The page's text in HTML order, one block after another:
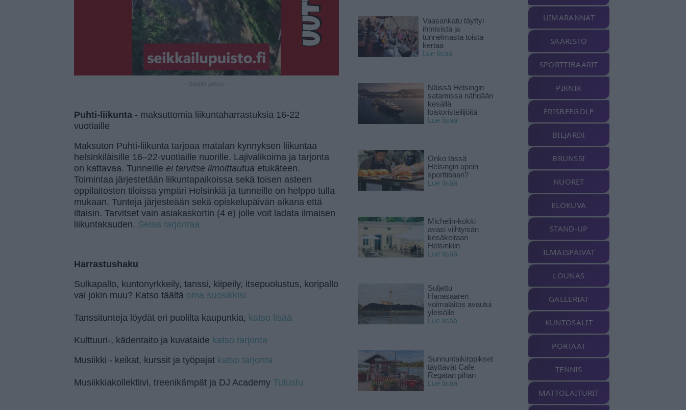
— Sisältö jatkuu —
Puhti-liikunta - maksuttomia liikuntaharrastuksia 16-22
vuotiaille
Maksuton Puhti-liikunta tarjoaa matalan kynnyksen liikuntaa
helsinkiläisille 16–22-vuotiaille nuorille. Lajivalikoima ja tarjonta
on kattavaa. Tunneille ei tarvitse ilmoittautua etukäteen.
Toimintaa järjestetään liikuntapaikoissa sekä toisen asteen
oppilaitosten tiloissa ympäri Helsinkiä ja tunneille on helppo tulla
mukaan. Tunteja järjesteään sekä opiskelupäivän aikana että
iltaisin. Tarvitset vain asiakaskortin (4 e) jolle voit ladata ilmaisen
liikuntakauden. Selaa tarjontaa
Harrastushaku
Sulkapallo, kuntonyrkkeily, tanssi, kiipeily, itsepuolustus, koripallo
vai jokin muu? Katso täältä oma suosikkisi
Tanssitunteja löydät eri puolilta kaupunkia, katso lisää
Kulttuuri-, kädentaito ja kuvataide katso tarjonta
Musiikki - keikat, kurssit ja työpajat katso tarjonta
Musiikkiakollektiivi, treenikämpät ja DJ Academy Tutustu
Vaasankatu täyttyi
ihmisistä ja
tunnelmasta toista
kertaa
Lue lisää
Näissä Helsingin
satamissa nähdään
kesällä
loistoristeilijöitä
Lue lisää
Onko tässä
Helsingin upein
sporttibaari?
Lue lisää
Michelin-kokki
avasi viihtyisän
kesäkeitaan
Helsinkiin
Lue lisää
Suljettu
Hanasaaren
voimalaitos avautui
yleisölle
Lue lisää
Sunnuntaikirppikset
täyttävät Cafe
Regatan pihan
Lue lisää
UIMARANNAT
SAARISTO
SPORTTIBAARIT
PIKNIK
FRISBEEGOLF
BILJARDI
BRUNSSI
NUORET
ELOKUVA
STAND-UP
ILMAISPÄIVÄT
LOUNAS
GALLERIAT
KUNTOSALIT
PORTAAT
TENNIS
MATTOLAITURIT